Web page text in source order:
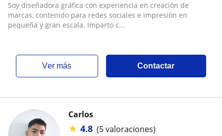
Soy diseñadora gráfica con experiencia en creación de
marcas, contenido para redes sociales e impresión en
pequeña y gran escala. Imparto c...
ver más Contactar
Carlos
★ 4.8 (5 valoraciones)